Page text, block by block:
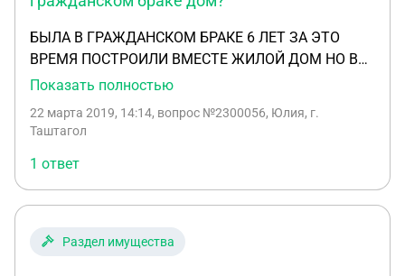
возникает вопрос, что в такой ситуации
возможно предпринять и возможно ли вообще ?
По минимуму отложить выселение, в идеале
возможно, то интересует последовательность
шагов и какие шансы, на каком этапе.
БЫЛА В ГРАЖДАНСКОМ БРАКЕ 6 ЛЕТ ЗА ЭТО
ВРЕМЯ ПОСТРОИЛИ ВМЕСТЕ ЖИЛОЙ ДОМ НО В
ЭКСПЛУАТАЦИЮ ЕЩЕ НЕ ВВЕЛИ ЕСТЬ ТОЛЬКО
НА ЕГО ИМЯ ОН ПРЕТЕНДУЕТ НА ВЕСЬ
ЕСТЬ ЛИ ВООБЩЕ ШАНСЫ ОТСУДИТЬ ДОЛЮ
Показать полностью
22 марта 2019, 14:14, вопрос №2300056, Юлия, г.
Таштагол
1 ответ
Раздел имущества